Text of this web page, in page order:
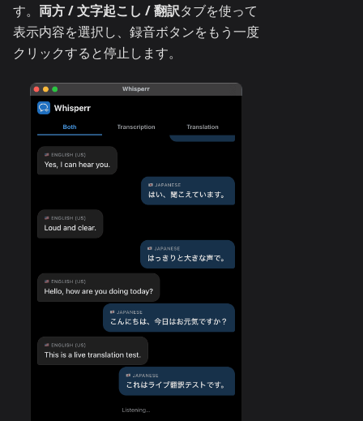
す。 両方 / 文字起こし / 翻訳タブを使って
表示内容を選択し、録音ボタンをもう一度
クリックすると停止します。